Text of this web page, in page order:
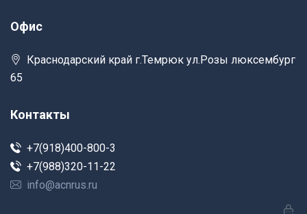
Офис
Краснодарский край г.Темрюк ул.Розы люксембург
65
Контакты
+7(918)400-800-3
+7(988)320-11-22
info@acnrus.ru